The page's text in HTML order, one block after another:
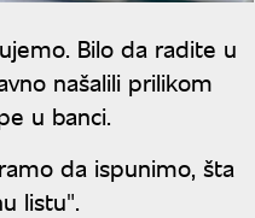
Bilo da radite u
našalili prilikom
u banci.
da ispunimo, šta
listu".